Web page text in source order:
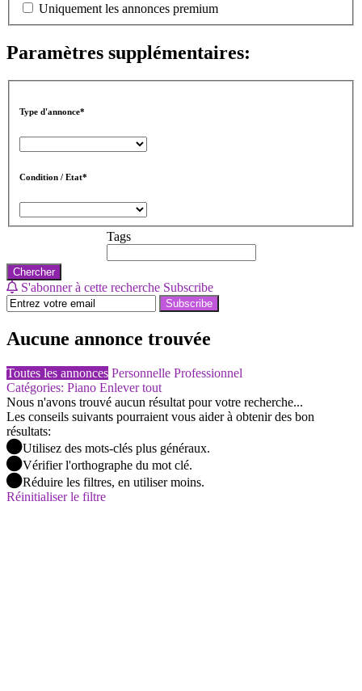
Uniquement les annonces premium
Paramètres supplémentaires:
Type d'annonce*
Condition / Etat*
Tags
Chercher
S'abonner à cette recherche Subscribe
Subscribe
Aucune annonce trouvée
Toutes les annonces Personnelle Professionnel
Catégories: Piano Enlever tout
Nous n'avons trouvé aucun résultat pour votre recherche...
Les conseils suivants pourraient vous aider à obtenir des bon
résultats:
Utilisez des mots-clés plus généraux.
Vérifier l'orthographe du mot clé.
Réduire les filtres, en utiliser moins.
Réinitialiser le filtre